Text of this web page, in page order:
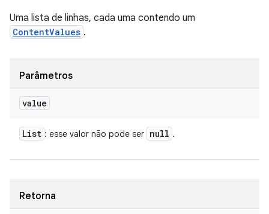
Uma lista de linhas, cada uma contendo um
ContentValues .
Parâmetros
value
List : esse valor não pode ser null .
Retorna